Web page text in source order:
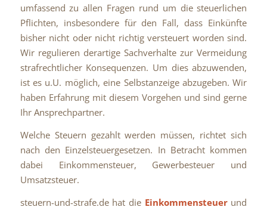
umfassend zu allen Fragen rund um die steuerlichen
Pflichten, insbesondere für den Fall, dass Einkünfte
bisher nicht oder nicht richtig versteuert worden sind.
Wir regulieren derartige Sachverhalte zur Vermeidung
strafrechtlicher Konsequenzen. Um dies abzuwenden,
ist es u.U. möglich, eine Selbstanzeige abzugeben. Wir
haben Erfahrung mit diesem Vorgehen und sind gerne
Ihr Ansprechpartner.
Welche Steuern gezahlt werden müssen, richtet sich
nach den Einzelsteuergesetzen. In Betracht kommen
dabei Einkommensteuer, Gewerbesteuer und
Umsatzsteuer.
steuern-und-strafe.de hat die Einkommensteuerund